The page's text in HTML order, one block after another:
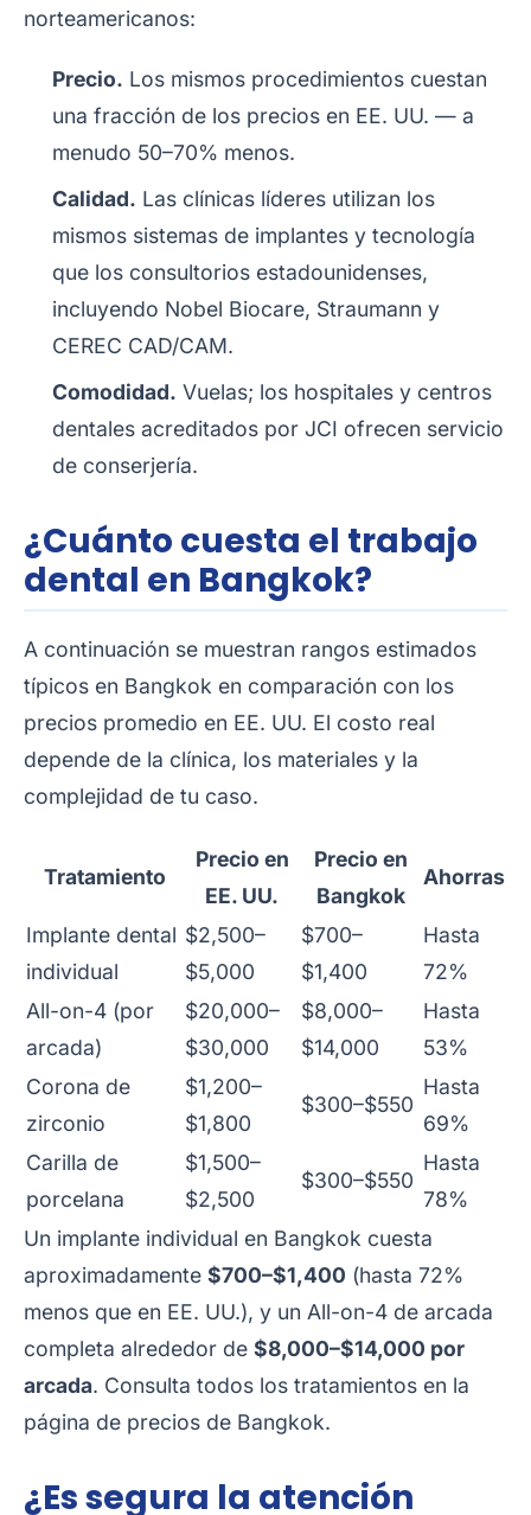
norteamericanos:
Precio. Los mismos procedimientos cuestan
una fracción de los precios en EE. UU. — a
menudo 50–70% menos.
Calidad. Las clínicas líderes utilizan los
mismos sistemas de implantes y tecnología
que los consultorios estadounidenses,
incluyendo Nobel Biocare, Straumann y
CEREC CAD/CAM.
Comodidad. Vuelas; los hospitales y centros
dentales acreditados por JCI ofrecen servicio
de conserjería.
¿Cuánto cuesta el trabajo
dental en Bangkok?
A continuación se muestran rangos estimados
típicos en Bangkok en comparación con los
precios promedio en EE. UU. El costo real
depende de la clínica, los materiales y la
complejidad de tu caso.
Tratamiento
Precio en
EE. UU.
Precio en
Bangkok
Ahorras
Implante dental
individual
$2,500–
$5,000
$700–
$1,400
Hasta
72%
All-on-4 (por
arcada)
$20,000–
$30,000
$8,000–
$14,000
Hasta
53%
Corona de
zirconio
$1,200–
$1,800
$300–$550
Hasta
69%
Carilla de
porcelana
$1,500–
$2,500
$300–$550
Hasta
78%
Un implante individual en Bangkok cuesta
aproximadamente $700–$1,400 (hasta 72%
menos que en EE. UU.), y un All-on-4 de arcada
completa alrededor de $8,000–$14,000 por
arcada. Consulta todos los tratamientos en la
página de precios de Bangkok.
¿Es segura la atención